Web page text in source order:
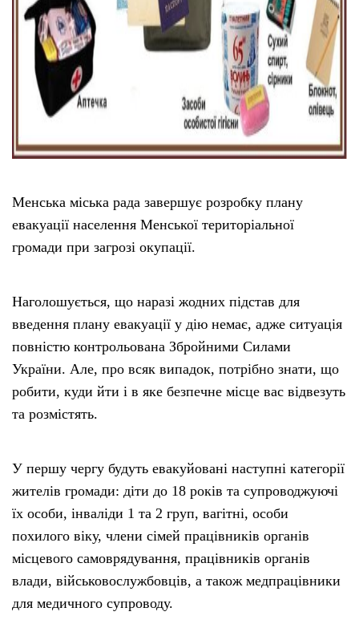
Менська міська рада завершує розробку плану
евакуації населення Менської територіальної
громади при загрозі окупації.
Наголошується, що наразі жодних підстав для
введення плану евакуації у дію немає, адже ситуація
повністю контрольована Збройними Силами
України. Але, про всяк випадок, потрібно знати, що
робити, куди йти і в яке безпечне місце вас відвезуть
та розмістять.
У першу чергу будуть евакуйовані наступні категорії
жителів громади: діти до 18 років та супроводжуючі
їх особи, інваліди 1 та 2 груп, вагітні, особи
похилого віку, члени сімей працівників органів
місцевого самоврядування, працівників органів
влади, військовослужбовців, а також медпрацівники
для медичного супроводу.